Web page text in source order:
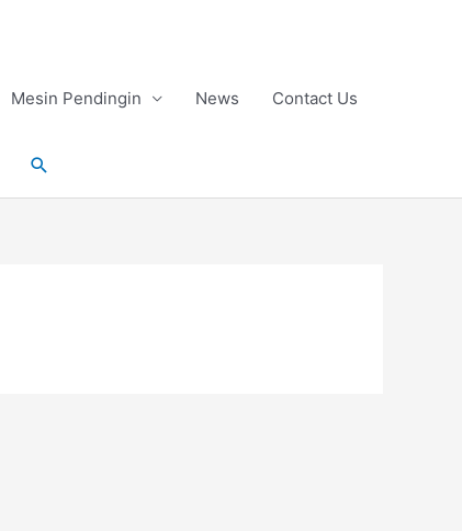
Mesin Pendingin News Contact Us
Search